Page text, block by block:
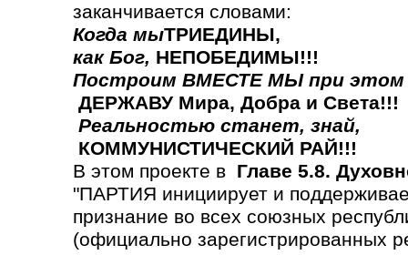
заканчивается словами:
Когда мыТРИЕДИНЫ,
как Бог, НЕПОБЕДИМЫ!!!
Построим ВМЕСТЕ МЫ при этом
ДЕРЖАВУ Мира, Добра и Света!!!
Реальностью станет, знай,
КОММУНИСТИЧЕСКИЙ РАЙ!!!
В этом проекте в Главе 5.8.
"ПАРТИЯ инициирует и
признание во всех союзных
(официально зарегистрированных